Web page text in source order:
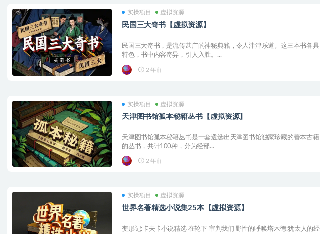
实操项目 虚拟资源
民国三大奇书【虚拟资源】
民国三大奇书，是流传甚广的神秘典籍，令人津津乐道。这三本书各具
特色，书中内容奇异，引人入胜。...
2 年前
实操项目 虚拟资源
天津图书馆孤本秘籍丛书【虚拟资源】
天津图书馆孤本秘籍丛书是一套遴选出天津图书馆独家珍藏的善本古籍
的丛书，共计100种，分为经部...
2 年前
实操项目 虚拟资源
世界名著精选小说集25本【虚拟资源】
变形记:卡夫卡小说精选 在轮下 审判我们 野性的呼唤塔木德:犹太人的经